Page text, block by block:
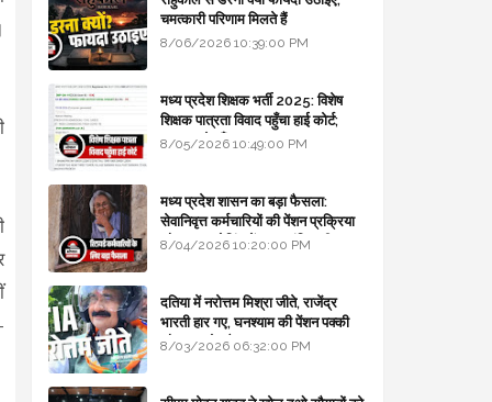
चमत्कारी परिणाम मिलते हैं
8/06/2026 10:39:00 PM
मध्य प्रदेश शिक्षक भर्ती 2025: विशेष
शिक्षक पात्रता विवाद पहुँचा हाई कोर्ट;
सरकार से माँगा जवाब
8/05/2026 10:49:00 PM
मध्य प्रदेश शासन का बड़ा फैसला:
सेवानिवृत्त कर्मचारियों की पेंशन प्रक्रिया
और बजट कोडिंग में हुए क्रांतिकारी
8/04/2026 10:20:00 PM
दतिया में नरोत्तम मिश्रा जीते, राजेंद्र
भारती हार गए, घनश्याम की पेंशन पक्की
और आशुतोष बैक टू...
8/03/2026 06:32:00 PM